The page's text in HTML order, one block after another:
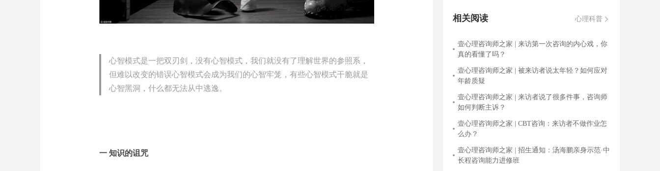
心智模式是一把双刃剑，没有心智模式，我们就没有了理解世界的参照系，
但难以改变的错误心智模式会成为我们的心智牢笼，有些心智模式干脆就是
心智黑洞，什么都无法从中逃逸。
一 知识的诅咒
相关阅读 心理科普
壹心理咨询师之家 | 来访第一次咨询的内心戏，你
真的看懂了吗？
壹心理咨询师之家 | 被来访者说太年轻？如何应对
年龄质疑
壹心理咨询师之家 | 来访者说了很多件事，咨询师
如何判断主诉？
壹心理咨询师之家 | CBT咨询：来访者不做作业怎
么办？
壹心理咨询师之家 | 招生通知：汤海鹏亲身示范·中
长程咨询能力进修班